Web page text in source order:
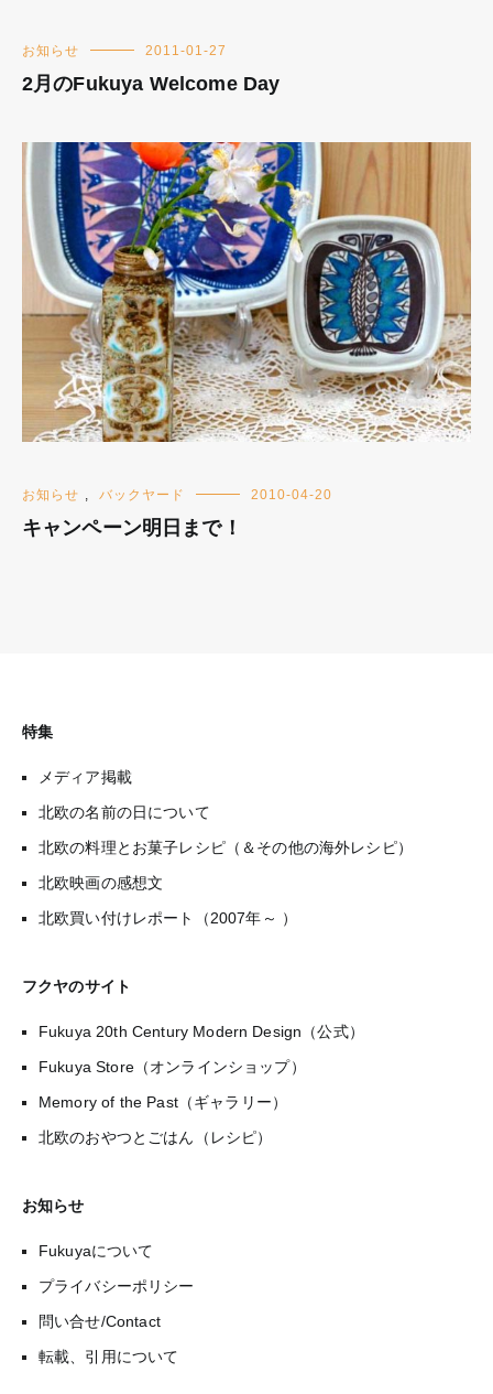
お知らせ 2011-01-27
2月のFukuya Welcome Day
お知らせ , バックヤード 2010-04-20
キャンペーン明日まで！
特集
メディア掲載
北欧の名前の日について
北欧の料理とお菓子レシピ（＆その他の海外レシピ）
北欧映画の感想文
北欧買い付けレポート（2007年～ ）
フクヤのサイト
Fukuya 20th Century Modern Design（公式）
Fukuya Store（オンラインショップ）
Memory of the Past（ギャラリー）
北欧のおやつとごはん（レシピ）
お知らせ
Fukuyaについて
プライバシーポリシー
問い合せ/Contact
転載、引用について